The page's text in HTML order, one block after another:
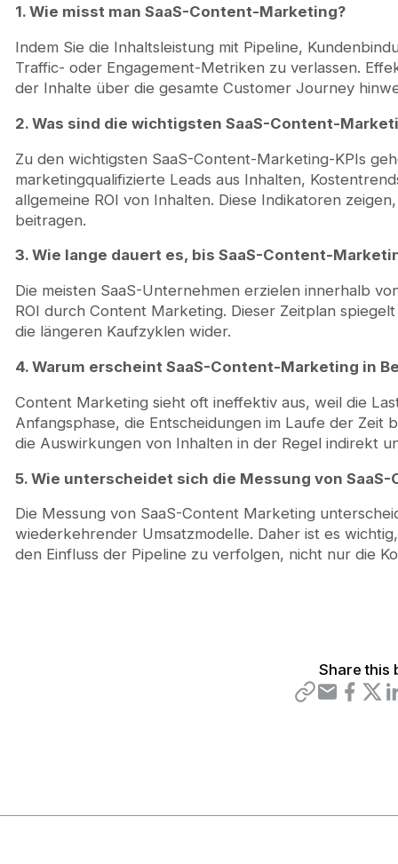
1. Wie misst man SaaS-Content-Marketing?
Indem Sie die Inhaltsleistung mit Pipeline,
Traffic- oder Engagement-Metriken zu verlassen.
der Inhalte über die gesamte Customer Journey
2. Was sind die wichtigsten SaaS-Content-
Zu den wichtigsten SaaS-Content-Marketing-KPIs
marketingqualifizierte Leads aus Inhalten,
allgemeine ROI von Inhalten. Diese Indikatoren
beitragen.
3. Wie lange dauert es, bis SaaS-Content-
Die meisten SaaS-Unternehmen erzielen innerhalb
ROI durch Content Marketing. Dieser Zeitplan
die längeren Kaufzyklen wider.
4. Warum erscheint SaaS-Content-Marketing in
Content Marketing sieht oft ineffektiv aus, weil die
Anfangsphase, die Entscheidungen im Laufe der
die Auswirkungen von Inhalten in der Regel indirekt
5. Wie unterscheidet sich die Messung von
Die Messung von SaaS-Content Marketing
wiederkehrender Umsatzmodelle. Daher ist es
den Einfluss der Pipeline zu verfolgen, nicht nur die
Share this